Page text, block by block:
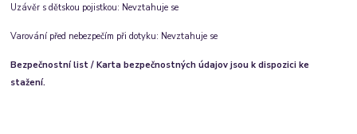
Uzávěr s dětskou pojistkou: Nevztahuje se
Varování před nebezpečím při dotyku: Nevztahuje se
Bezpečnostní list / Karta bezpečnostných údajov jsou k dispozici ke
stažení.